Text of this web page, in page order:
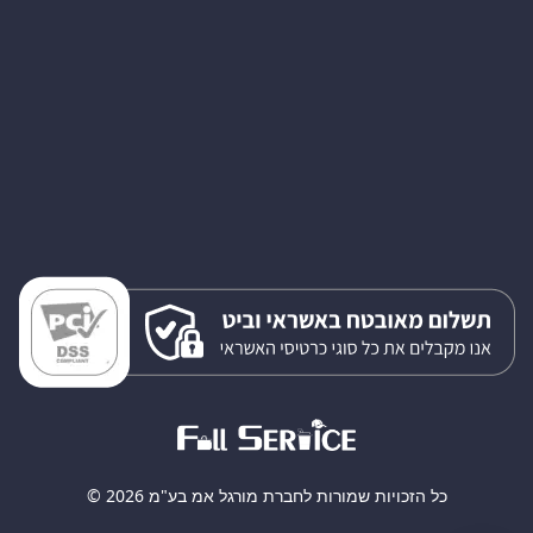
כל הזכויות שמורות לחברת מורגל אמ בע"מ 2026 ©